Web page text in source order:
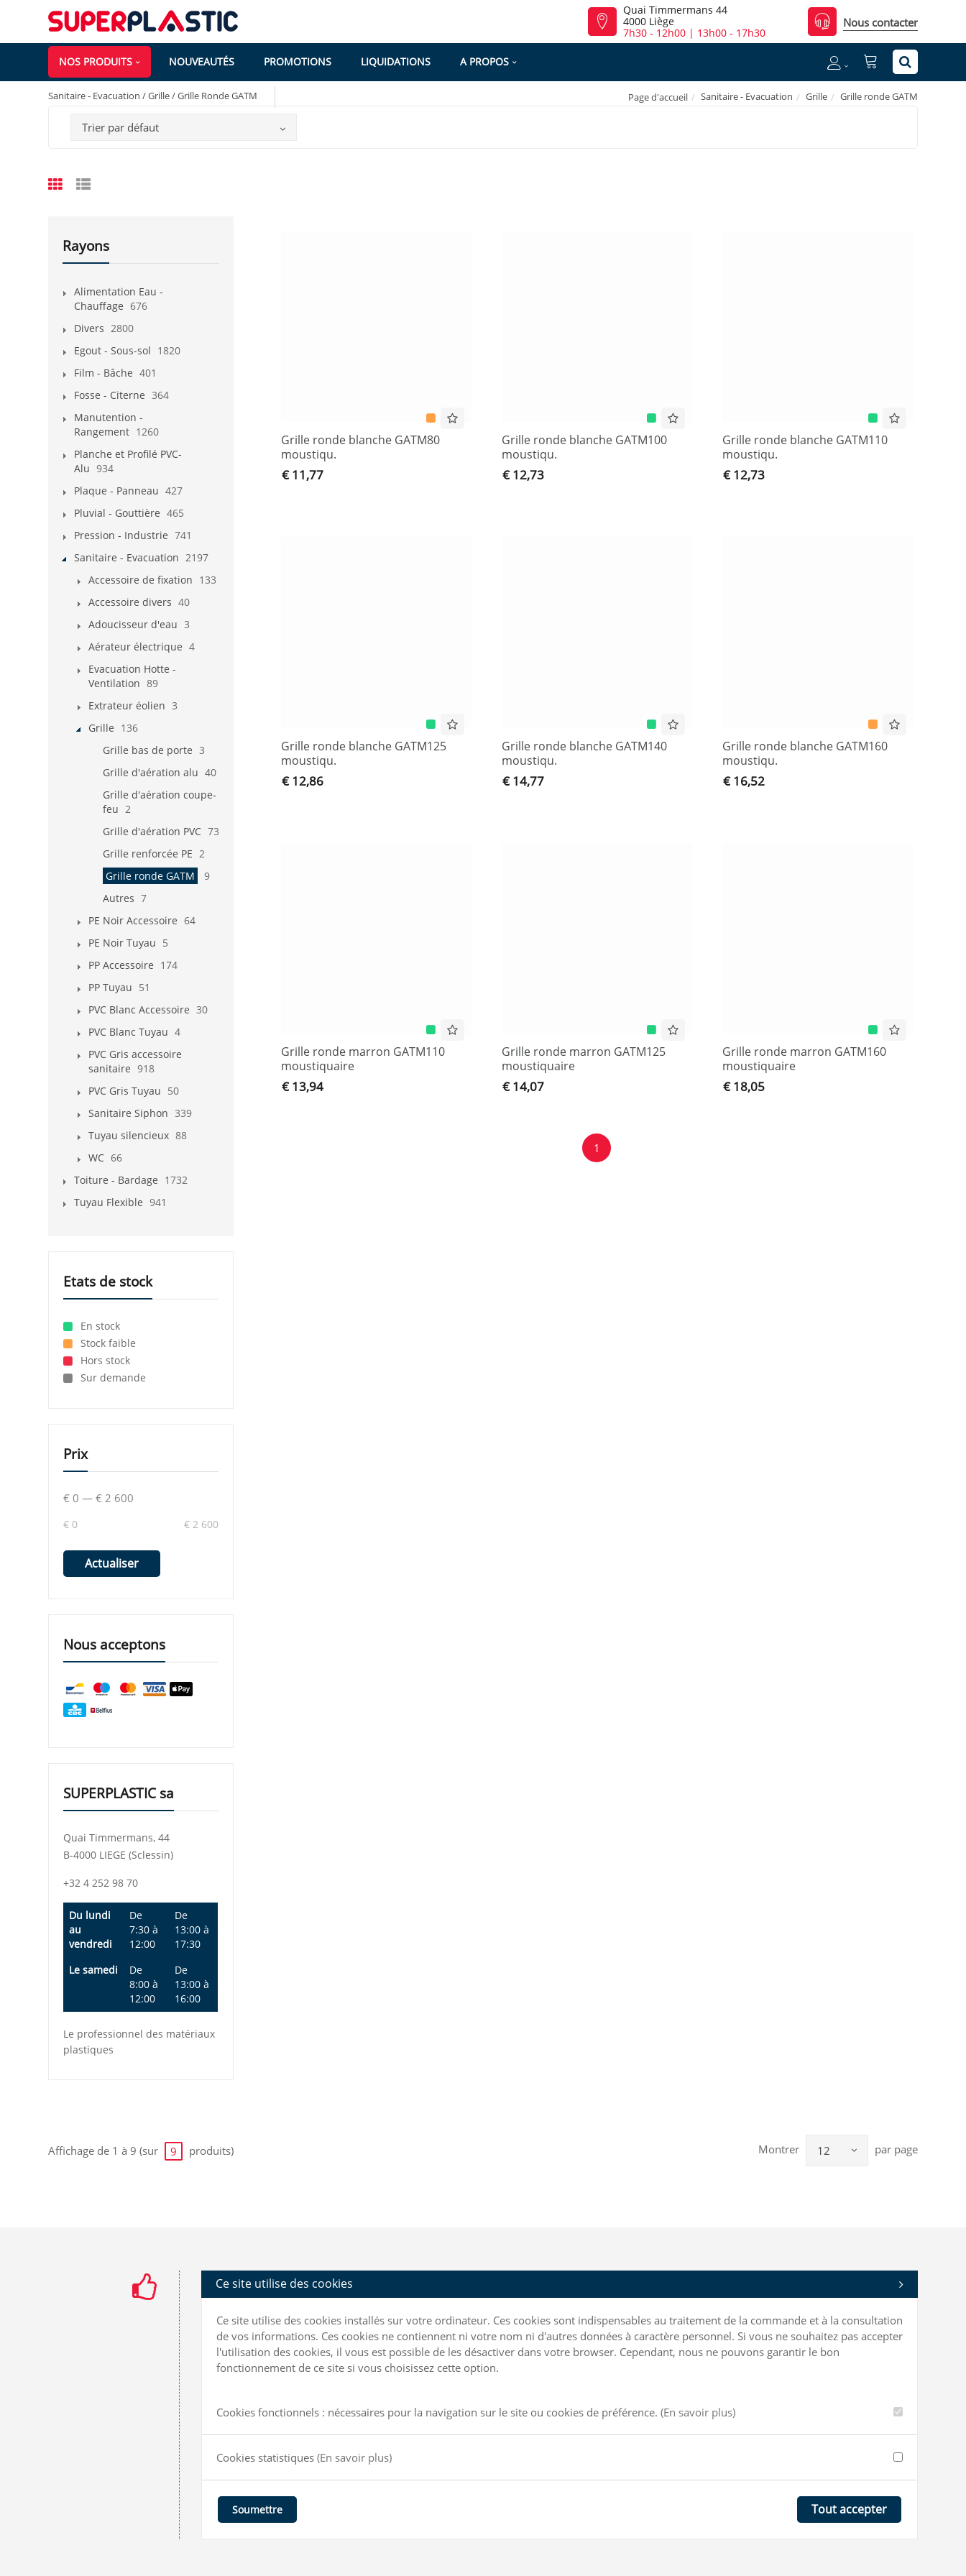
Quai Timmermans 44
4000 Liège
7h30 - 12h00 | 13h00 - 17h30
Nous contacter
NOS PRODUITS NOUVEAUTÉS PROMOTIONS LIQUIDATIONS A PROPOS
Sanitaire - Evacuation / Grille / Grille Ronde GATM Page d'accueil Sanitaire - Evacuation Grille Grille ronde GATM
Trier par défaut
Grille ronde blanche GATM80
moustiqu.
€ 11,77
Grille ronde blanche GATM100
moustiqu.
€ 12,73
Grille ronde blanche GATM110
moustiqu.
€ 12,73
Grille ronde blanche GATM125
moustiqu.
€ 12,86
Grille ronde blanche GATM140
moustiqu.
€ 14,77
Grille ronde blanche GATM160
moustiqu.
€ 16,52
Grille ronde marron GATM110
moustiquaire
€ 13,94
Grille ronde marron GATM125
moustiquaire
€ 14,07
Grille ronde marron GATM160
moustiquaire
€ 18,05
1
Rayons
Alimentation Eau -
Chauffage 676
Divers 2800
Egout - Sous-sol 1820
Film - Bâche 401
Fosse - Citerne 364
Manutention -
Rangement 1260
Planche et Profilé PVC-
Alu 934
Plaque - Panneau 427
Pluvial - Gouttière 465
Pression - Industrie 741
Sanitaire - Evacuation 2197
Accessoire de fixation 133
Accessoire divers 40
Adoucisseur d'eau 3
Aérateur électrique 4
Evacuation Hotte -
Ventilation 89
Extrateur éolien 3
Grille 136
Grille bas de porte 3
Grille d'aération alu 40
Grille d'aération coupe-
feu 2
Grille d'aération PVC 73
Grille renforcée PE 2
Grille ronde GATM
9
Autres 7
PE Noir Accessoire 64
PE Noir Tuyau 5
PP Accessoire 174
PP Tuyau 51
PVC Blanc Accessoire 30
PVC Blanc Tuyau 4
PVC Gris accessoire
sanitaire 918
PVC Gris Tuyau 50
Sanitaire Siphon 339
Tuyau silencieux 88
WC 66
Toiture - Bardage 1732
Tuyau Flexible 941
Etats de stock
En stock
Stock faible
Hors stock
Sur demande
Prix
€ 0 — € 2 600
€ 0 € 2 600
Actualiser
Nous acceptons
SUPERPLASTIC sa
Quai Timmermans, 44
B-4000 LIEGE (Sclessin)
+32 4 252 98 70
Du lundi
au
vendredi
De
7:30 à
12:00
De
13:00 à
17:30
Le samedi
De
8:00 à
12:00
De
13:00 à
16:00
Le professionnel des matériaux
plastiques
Affichage de 1 à 9 (sur 9 produits) Montrer 12 par page
Ce site utilise des cookies
Ce site utilise des cookies installés sur votre ordinateur. Ces cookies sont indispensables au traitement de la commande et à la consultation
de vos informations. Ces cookies ne contiennent ni votre nom ni d'autres données à caractère personnel. Si vous ne souhaitez pas accepter
l'utilisation des cookies, il vous est possible de les désactiver dans votre browser. Cependant, nous ne pouvons garantir le bon
fonctionnement de ce site si vous choisissez cette option.
Cookies fonctionnels : nécessaires pour la navigation sur le site ou cookies de préférence. (En savoir plus)
Cookies statistiques (En savoir plus)
Soumettre Tout accepter